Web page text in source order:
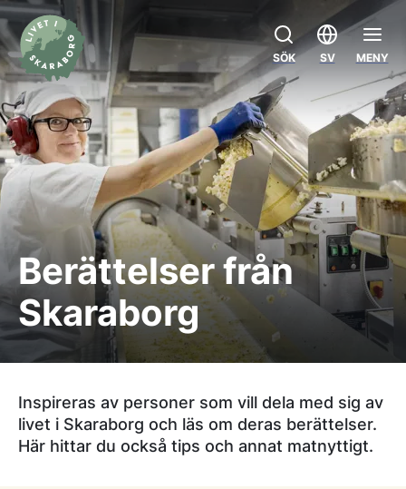
Inspireras av personer som vill dela med sig av
livet i Skaraborg och läs om deras berättelser.
Här hittar du också tips och annat matnyttigt.
Berättelser från
Skaraborg
SÖK SV MENY